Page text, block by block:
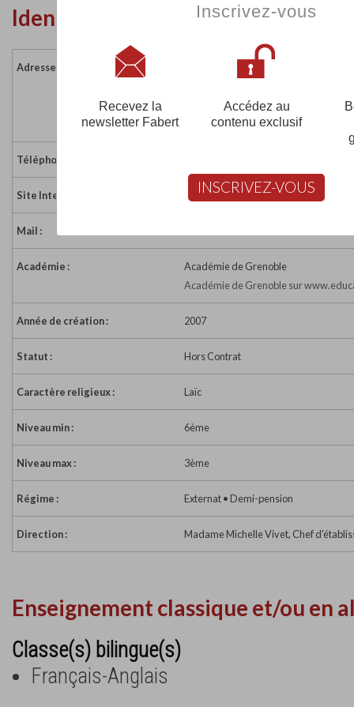
Identité de l'établissement
Adresse :
Sentier de la Grande Roche
73370 LE BOURGET DU LAC
France
Téléphone :
Site Internet : http://www.ombrosa.com
Mail :
Académie :
Académie de Grenoble
Académie de Grenoble sur
Année de création : 2007
Statut : Hors Contrat
Caractère religieux : Laïc
Niveau min : 6ème
Niveau max : 3ème
Régime : Externat • Demi-pension
Direction : Madame Michelle Vivet, Chef
Enseignement classique et/ou en
Classe(s) bilingue(s)
Français-Anglais
Inscrivez-vous
Recevez la
newsletter Fabert
Accédez au
contenu exclusif
INSCRIVEZ-VOUS